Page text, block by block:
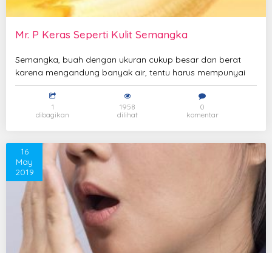
Mr. P Keras Seperti Kulit Semangka
Semangka, buah dengan ukuran cukup besar dan berat
karena mengandung banyak air, tentu harus mempunyai
1
dibagikan
1958
dilihat
0
komentar
16
May
2019